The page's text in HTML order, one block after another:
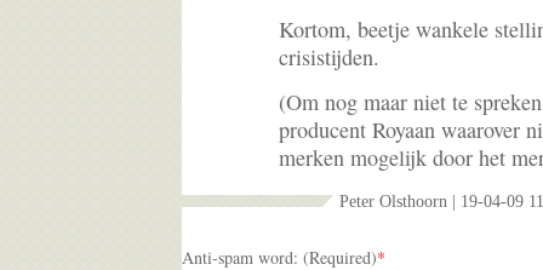
Kortom, beetje wankele
crisistijden.
(Om nog maar niet te
producent Royaan waarover
merken mogelijk door het
Peter Olsthoorn | 19-04-09
Anti-spam word: (Required)*